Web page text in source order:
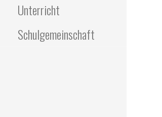
Unterricht
Schulgemeinschaft